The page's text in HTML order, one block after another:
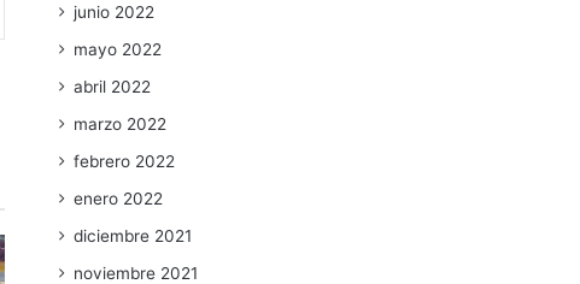
junio 2022
mayo 2022
abril 2022
marzo 2022
febrero 2022
enero 2022
diciembre 2021
noviembre 2021